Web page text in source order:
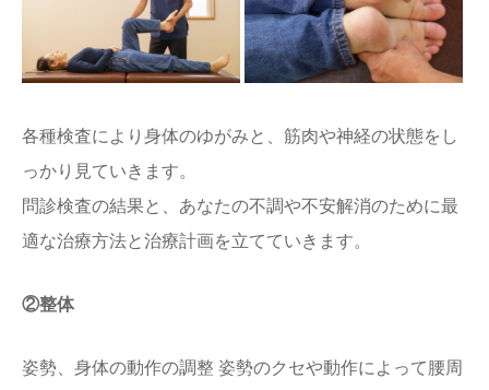
各種検査により身体のゆがみと、筋肉や神経の状態をし
っかり見ていきます。
問診検査の結果と、あなたの不調や不安解消のために最
適な治療方法と治療計画を立てていきます。
②整体
姿勢、身体の動作の調整 姿勢のクセや動作によって腰周